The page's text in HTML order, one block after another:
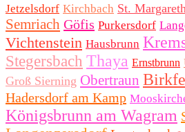
Jetzelsdorf Kirchbach St.
Semriach Göfis Purkersdorf
Vichtenstein Hausbrunn
Stegersbach Thaya Ernstbrunn
Groß Sierning Obertraun
Hadersdorf am Kamp
Königsbrunn am Wagram